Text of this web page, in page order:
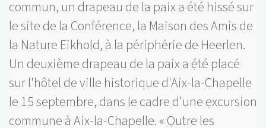
commun, un drapeau de la paix a été hissé sur
le site de la Conférence, la Maison des Amis de
la Nature Eikhold, à la périphérie de Heerlen.
Un deuxième drapeau de la paix a été placé
sur l'hôtel de ville historique d'Aix-la-Chapelle
le 15 septembre, dans le cadre d'une excursion
commune à Aix-la-Chapelle. « Outre les